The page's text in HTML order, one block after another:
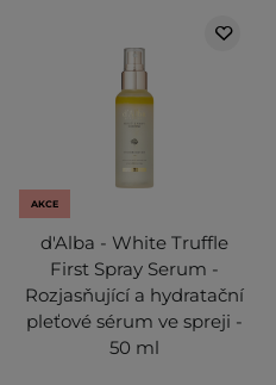
AKCE
d'Alba - White Truffle
First Spray Serum -
Rozjasňující a hydratační
pleťové sérum ve spreji -
50 ml